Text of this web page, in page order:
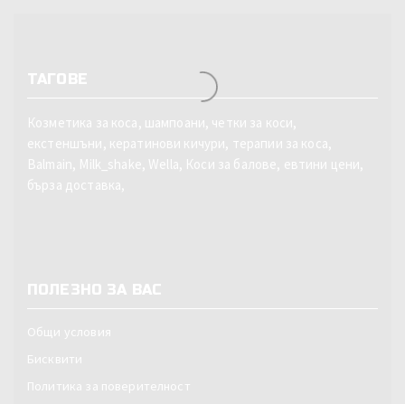
ТАГОВЕ
Козметика за коса, шампоани, четки за коси,
екстеншъни, кератинови кичури, терапии за коса,
Balmain, Milk_shake, Wella, Коси за балове, евтини цени,
бърза доставка,
ПОЛЕЗНО ЗА ВАС
Общи условия
Бисквити
Политика за поверителност